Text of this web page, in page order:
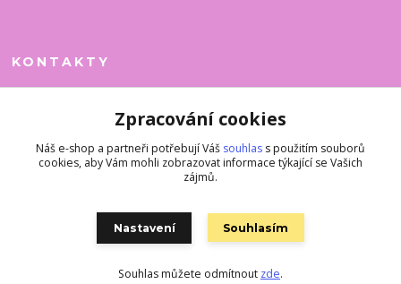
KONTAKTY
+420 731 390 323
superkousky@jetovmode.cz
Vytvořeno na Eshop-rychle.cz
Zpracování cookies
Náš e-shop a partneři potřebují Váš souhlas s použitím souborů
cookies, aby Vám mohli zobrazovat informace týkající se Vašich
zájmů.
Nastavení Souhlasím
Souhlas můžete odmítnout zde.